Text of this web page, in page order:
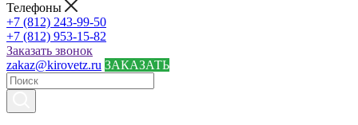
Телефоны
+7 (812) 243-99-50
+7 (812) 953-15-82
Заказать звонок
zakaz@kirovetz.ru ЗАКАЗАТЬ